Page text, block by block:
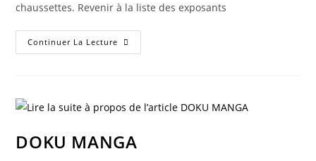
chaussettes. Revenir à la liste des exposants
Continuer La Lecture
DOKU MANGA